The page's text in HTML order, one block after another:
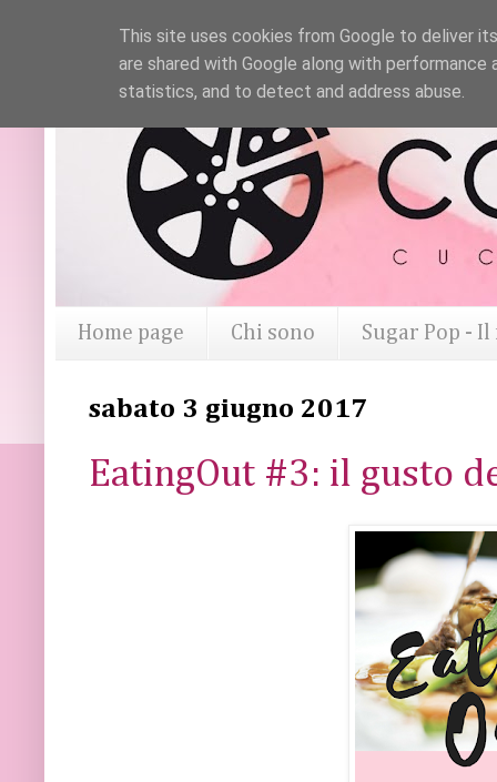
Home page Chi sono Sugar Pop -
sabato 3 giugno 2017
EatingOut #3: il gusto
This site uses cookies from Google to deliver
are shared with Google along with
statistics, and to detect and address abuse.